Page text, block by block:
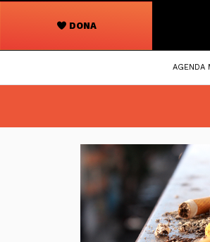
DONA
AGENDA